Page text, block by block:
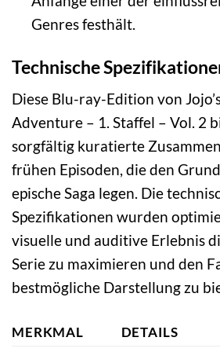
Genres festhält.
Technische
Diese Blu-ray-Edition von
Adventure – 1. Staffel – Vol. 2
sorgfältig kuratierte
frühen Episoden, die den
epische Saga legen. Die
Spezifikationen wurden
visuelle und auditive Erlebnis
Serie zu maximieren und den
bestmögliche Darstellung zu
MERKMAL DETAILS